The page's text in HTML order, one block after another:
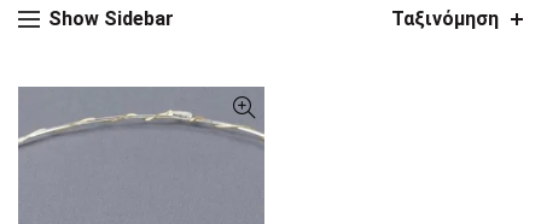
Show Sidebar Ταξινόμηση